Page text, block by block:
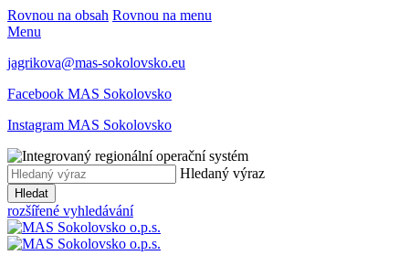
Rovnou na obsah Rovnou na menu
Menu
jagrikova@mas-sokolovsko.eu
Facebook MAS Sokolovsko
Instagram MAS Sokolovsko
Hledaný výraz
Hledat
rozšířené vyhledávání